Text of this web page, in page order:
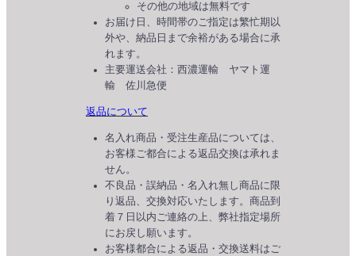
その他の地域は無料です
お届け日、時間帯のご指定は繁忙期以
外や、納品日まで余裕がある場合に承
れます。
主要運送会社：西濃運輸 ヤマト運
輸 佐川急便
返品について
名入れ商品・受注生産品については、
お客様ご都合による返品交換は承れま
せん。
不良品・誤納品・名入れ無し商品に限
り返品、交換対応いたします。商品到
着７日以内ご連絡の上、弊社指定場所
にお戻し願います。
お客様都合による返品・交換送料はご